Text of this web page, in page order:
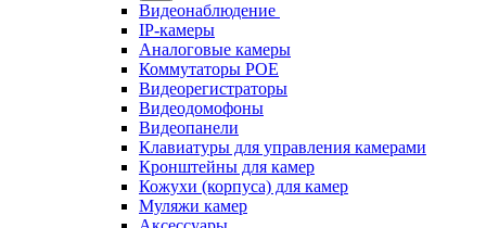
Видеонаблюдение
IP-камеры
Аналоговые камеры
Коммутаторы POE
Видеорегистраторы
Видеодомофоны
Видеопанели
Клавиатуры для управления камерами
Кронштейны для камер
Кожухи (корпуса) для камер
Муляжи камер